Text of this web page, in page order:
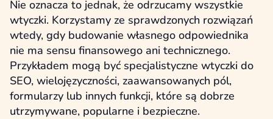
Nie oznacza to jednak, że odrzucamy wszystkie
wtyczki. Korzystamy ze sprawdzonych rozwiązań
wtedy, gdy budowanie własnego odpowiednika
nie ma sensu finansowego ani technicznego.
Przykładem mogą być specjalistyczne wtyczki do
SEO, wielojęzyczności, zaawansowanych pól,
formularzy lub innych funkcji, które są dobrze
utrzymywane, popularne i bezpieczne.